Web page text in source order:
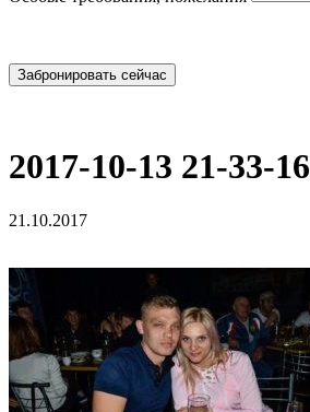
2017-10-13 21-33-16
21.10.2017